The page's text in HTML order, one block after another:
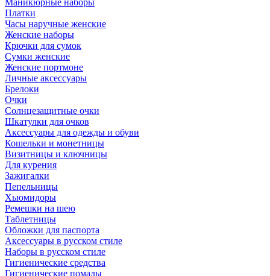
Маникюрные наборы
Платки
Часы наручные женские
Женские наборы
Крючки для сумок
Сумки женские
Женские портмоне
Личные аксессуары
Брелоки
Очки
Солнцезащитные очки
Шкатулки для очков
Аксессуары для одежды и обуви
Кошельки и монетницы
Визитницы и ключницы
Для курения
Зажигалки
Пепельницы
Хьюмидоры
Ремешки на шею
Таблетницы
Обложки для паспорта
Аксессуары в русском стиле
Наборы в русском стиле
Гигиенические средства
Гигиенические помады